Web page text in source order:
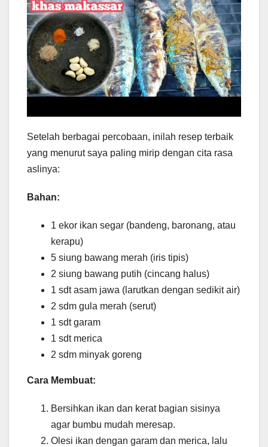
Setelah berbagai percobaan, inilah resep terbaik
yang menurut saya paling mirip dengan cita rasa
aslinya:
Bahan:
1 ekor ikan segar (bandeng, baronang, atau
kerapu)
5 siung bawang merah (iris tipis)
2 siung bawang putih (cincang halus)
1 sdt asam jawa (larutkan dengan sedikit air)
2 sdm gula merah (serut)
1 sdt garam
1 sdt merica
2 sdm minyak goreng
Cara Membuat:
Bersihkan ikan dan kerat bagian sisinya
agar bumbu mudah meresap.
Olesi ikan dengan garam dan merica, lalu